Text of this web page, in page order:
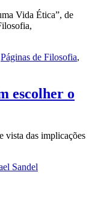
Vida Ética”, de
Páginas de Filosofia,
escolher o
vista das implicações
Sandel